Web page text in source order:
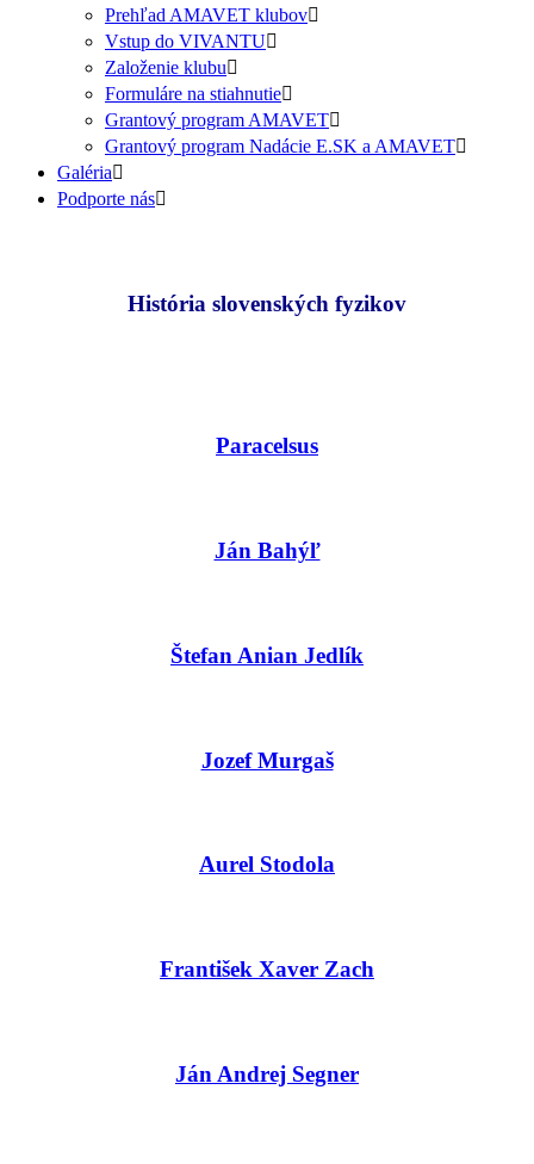
Prehľad AMAVET klubov
Vstup do VIVANTU
Založenie klubu
Formuláre na stiahnutie
Grantový program AMAVET
Grantový program Nadácie E.SK a AMAVET
Galéria
Podporte nás
História slovenských fyzikov
Paracelsus
Ján Bahýľ
Štefan Anian Jedlík
Jozef Murgaš
Aurel Stodola
František Xaver Zach
Ján Andrej Segner